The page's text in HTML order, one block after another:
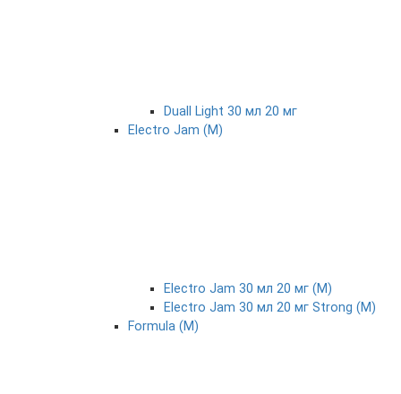
Duall Light 30 мл 20 мг
Electro Jam (М)
Electro Jam 30 мл 20 мг (М)
Electro Jam 30 мл 20 мг Strong (М)
Formula (М)